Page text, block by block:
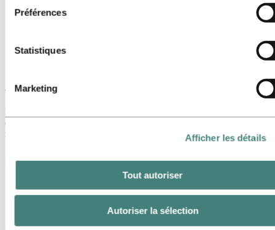
comme responsable d’un cookie tiers est le Responsable du
correspondants. Vous pouvez consulter ces tiers dans la
Préférences
Statistiques
Marketing
Afficher les détails
Tout autoriser
Autoriser la sélection
Parcours de recrutement
Contact et FAQ
Domaines de carrière
Approvisionnement
Les achats chez Hydro garantissent que nous nous approvisionnons
en biens et services appropriés pour soutenir nos opérations de
manière efficace et responsable.